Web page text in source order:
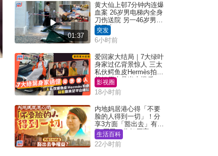
01:37
黄大仙上邨7分钟内连爆
血案 26岁男电梯内全身
刀伤送院 另一46岁男倒
毙平台
突发
6小时前
爱回家大结局｜7大绿叶
身家过亿背景惊人 三太
私伙鳄鱼皮Hermès拍剧
苏姐原来是半山楼后
影视圈
18小时前
内地妈居港心得「不要
脸的人得到一切」！分
享3方面「豁出去」有著
数 网民：你好厉害
生活百科
22小时前